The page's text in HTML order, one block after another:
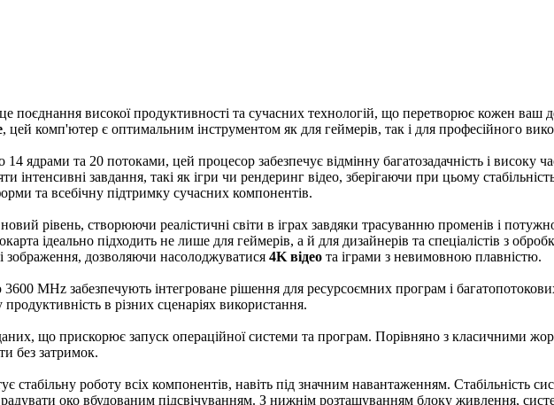
високої продуктивності та сучасних технологій, що перетворює кожен ваш
, цей комп'ютер є оптимальним інструментом як для геймерів, так і для професійного
ядрами та 20 потоками, цей процесор забезпечує відмінну багатозадачність і високу
завдання, такі як ігри чи рендеринг відео, зберігаючи при цьому
та всебічну підтримку сучасних компонентів.
рівень, створюючи реалістичні світи в іграх завдяки трасуванню променів і
ідеально підходить не лише для геймерів, а й для дизайнерів та спеціалістів з
зображення, дозволяючи насолоджуватися 4K відео та іграми з невимовною плавністю.
3600 MHz забезпечують інтегроване рішення для ресурсоємних програм і
в різних сценаріях використання.
що прискорює запуск операційної системи та програм. Порівняно з класичними
без затримок.
стабільну роботу всіх компонентів, навіть під значним навантаженням. Стабільність
око вбудованим підсвічуванням. З нижнім розташуванням блоку живлення,